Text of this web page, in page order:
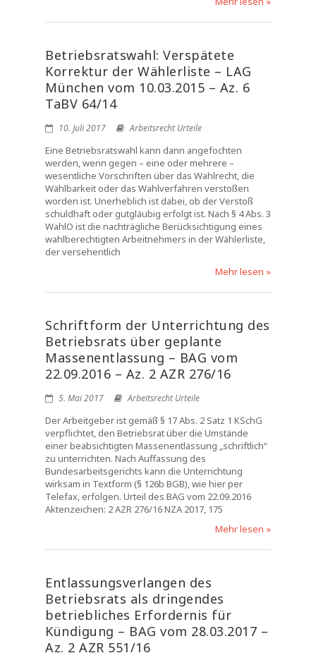
Betriebsratswahl: Verspätete
Korrektur der Wählerliste – LAG
München vom 10.03.2015 – Az. 6
TaBV 64/14
10. Juli 2017 Arbeitsrecht Urteile
Eine Betriebsratswahl kann dann angefochten
werden, wenn gegen – eine oder mehrere –
wesentliche Vorschriften über das Wahlrecht, die
Wählbarkeit oder das Wahlverfahren verstoßen
worden ist. Unerheblich ist dabei, ob der Verstoß
schuldhaft oder gutgläubig erfolgt ist. Nach § 4 Abs. 3
WahlO ist die nachträgliche Berücksichtigung eines
wahlberechtigten Arbeitnehmers in der Wählerliste,
der versehentlich
Mehr lesen »
Schriftform der Unterrichtung des
Betriebsrats über geplante
Massenentlassung – BAG vom
22.09.2016 – Az. 2 AZR 276/16
5. Mai 2017 Arbeitsrecht Urteile
Der Arbeitgeber ist gemäß § 17 Abs. 2 Satz 1 KSchG
verpflichtet, den Betriebsrat über die Umstände
einer beabsichtigten Massenentlassung „schriftlich“
zu unterrichten. Nach Auffassung des
Bundesarbeitsgerichts kann die Unterrichtung
wirksam in Textform (§ 126b BGB), wie hier per
Telefax, erfolgen. Urteil des BAG vom 22.09.2016
Aktenzeichen: 2 AZR 276/16 NZA 2017, 175
Mehr lesen »
Entlassungsverlangen des
Betriebsrats als dringendes
betriebliches Erfordernis für
Kündigung – BAG vom 28.03.2017 –
Az. 2 AZR 551/16